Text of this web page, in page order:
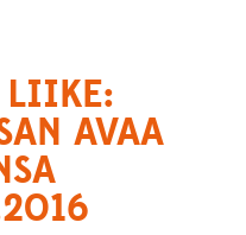
LIIKE:
AVAA